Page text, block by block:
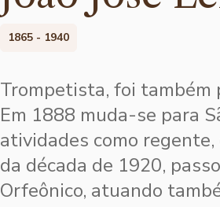
1865 - 1940
Trompetista, foi também
Em 1888 muda-se para
atividades como
da década de 1920,
Orfeônico, atuando